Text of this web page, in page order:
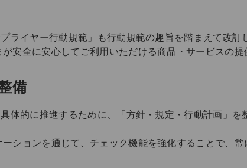
ライヤー行動規範」も行動規範の趣旨を踏まえて改
安全に安心してご利用いただける商品・サービスの
備
体的に推進するために、「方針・規定・行動計画」
ションを通じて、チェック機能を強化することで、